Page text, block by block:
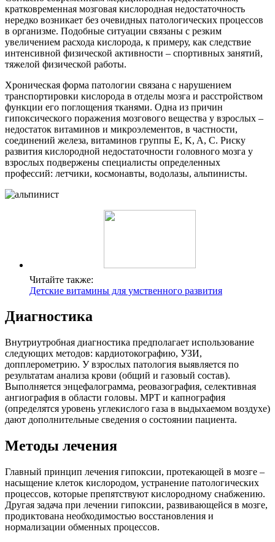
кратковременная мозговая кислородная недостаточность
нередко возникает без очевидных патологических процессов
в организме. Подобные ситуации связаны с резким
увеличением расхода кислорода, к примеру, как следствие
интенсивной физической активности – спортивных занятий,
тяжелой физической работы.
Хроническая форма патологии связана с нарушением
транспортировки кислорода в отделы мозга и расстройством
функции его поглощения тканями. Одна из причин
гипоксического поражения мозгового вещества у взрослых –
недостаток витаминов и микроэлементов, в частности,
соединений железа, витаминов группы E, K, A, C. Риску
развития кислородной недостаточности головного мозга у
взрослых подвержены специалисты определенных
профессий: летчики, космонавты, водолазы, альпинисты.
Читайте также:
Детские витамины для умственного развития
Диагностика
Внутриутробная диагностика предполагает использование
следующих методов: кардиотокографию, УЗИ,
допплерометрию. У взрослых патология выявляется по
результатам анализа крови (общий и газовый состав).
Выполняется энцефалограмма, реовазография, селективная
ангиография в области головы. МРТ и капнография
(определятся уровень углекислого газа в выдыхаемом воздухе)
дают дополнительные сведения о состоянии пациента.
Методы лечения
Главный принцип лечения гипоксии, протекающей в мозге –
насыщение клеток кислородом, устранение патологических
процессов, которые препятствуют кислородному снабжению.
Другая задача при лечении гипоксии, развивающейся в мозге,
продиктована необходимостью восстановления и
нормализации обменных процессов.